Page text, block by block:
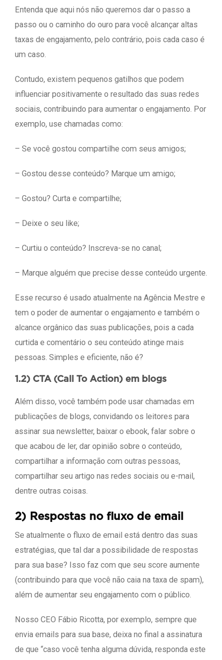
Entenda que aqui nós não queremos dar o passo a
passo ou o caminho do ouro para você alcançar altas
taxas de engajamento, pelo contrário, pois cada caso é
um caso.
Contudo, existem pequenos gatilhos que podem
influenciar positivamente o resultado das suas redes
sociais, contribuindo para aumentar o engajamento. Por
exemplo, use chamadas como:
– Se você gostou compartilhe com seus amigos;
– Gostou desse conteúdo? Marque um amigo;
– Gostou? Curta e compartilhe;
– Deixe o seu like;
– Curtiu o conteúdo? Inscreva-se no canal;
– Marque alguém que precise desse conteúdo urgente.
Esse recurso é usado atualmente na Agência Mestre e
tem o poder de aumentar o engajamento e também o
alcance orgânico das suas publicações, pois a cada
curtida e comentário o seu conteúdo atinge mais
pessoas. Simples e eficiente, não é?
1.2) CTA (Call To Action) em blogs
Além disso, você também pode usar chamadas em
publicações de blogs, convidando os leitores para
assinar sua newsletter, baixar o ebook, falar sobre o
que acabou de ler, dar opinião sobre o conteúdo,
compartilhar a informação com outras pessoas,
compartilhar seu artigo nas redes sociais ou e-mail,
dentre outras coisas.
2) Respostas no fluxo de email
Se atualmente o fluxo de email está dentro das suas
estratégias, que tal dar a possibilidade de respostas
para sua base? Isso faz com que seu score aumente
(contribuindo para que você não caia na taxa de spam),
além de aumentar seu engajamento com o público.
Nosso CEO Fábio Ricotta, por exemplo, sempre que
envia emails para sua base, deixa no final a assinatura
de que “caso você tenha alguma dúvida, responda este